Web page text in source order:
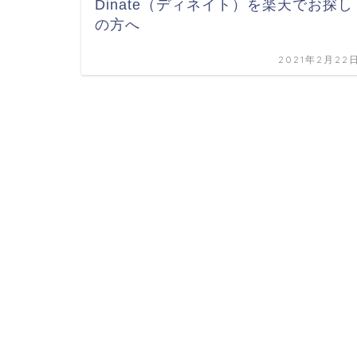
Dinate（ディネイト）を楽天でお探し
の方へ
2021年2月22